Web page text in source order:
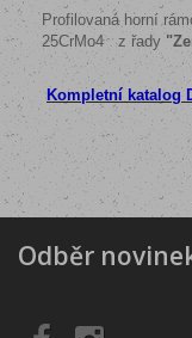
Profilovaná horní
25CrMo4z řady
Kompletní katalog
Odběr